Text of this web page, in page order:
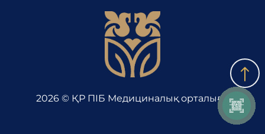
Нашар көретіндерге
арналған нұсқа
2026 © ҚР ПІБ Медициналық орталығы